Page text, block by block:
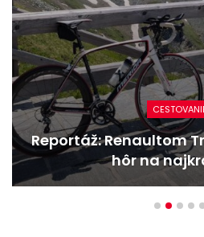
NOVINKY
Nový Mercedes-
bestselleru s